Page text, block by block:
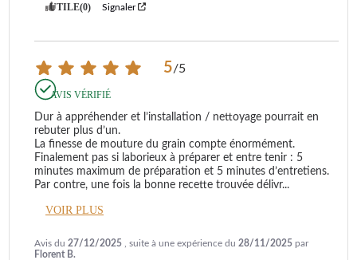
UTILE(0) Signaler
5/5
AVIS VÉRIFIÉ
Dur à appréhender et l’installation / nettoyage pourrait en
rebuter plus d’un.
La finesse de mouture du grain compte énormément.
Finalement pas si laborieux à préparer et entre tenir : 5
minutes maximum de préparation et 5 minutes d’entretiens.
Par contre, une fois la bonne recette trouvée délivr...
VOIR PLUS
Avis du 27/12/2025 , suite à une expérience du 28/11/2025 par
Florent B.